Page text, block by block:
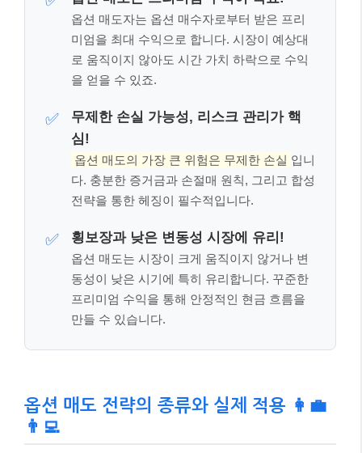
횡보장과 낮은 변동성 시장에 유리!
옵션 매도는 시장이 크게 움직이지 않거나 변
동성이 낮은 시기에 특히 유리합니다. 꾸준한
프리미엄 수익을 통해 안정적인 현금 흐름을
만들 수 있습니다.
옵션 매도 전략의 종류와 실제 적용 👩‍💼
옵션 매도 전략은 여러 가지가 있지만, 여기서는 초보자
도 비교적 쉽게 접근할 수 있는 ‘네이키드 풋 매도
(Naked Put Selling)’ 전략을 중심으로 설명해 드릴게
요. 네이키드 풋 매도는 기초자산의 가격이 특정 행사가
미엄을 받습니다. 만약 만기일에 기초자산 가격이 행사
가격보다 높게 유지된다면, 풋옵션은 가치 없이 만료되